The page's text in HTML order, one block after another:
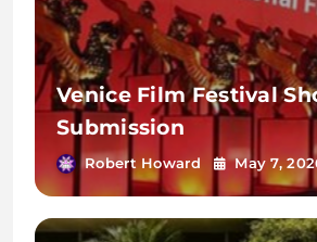
Venice Film Festival
Submission
Robert Howard May 7,